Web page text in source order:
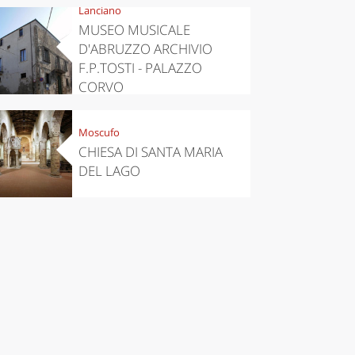
Lanciano
MUSEO MUSICALE
D'ABRUZZO ARCHIVIO
F.P.TOSTI - PALAZZO
CORVO
Moscufo
CHIESA DI SANTA MARIA
DEL LAGO